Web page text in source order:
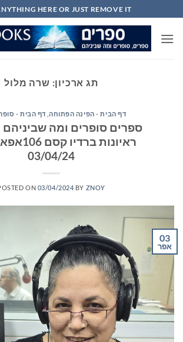
to
content
HERE OR JUST REMOVE IT...
תג ארכיון: שרה מלול
דף הבית - הפינה הפתוחה דף הבית -
ספרים סופרים ומה שביניהם
ראיונות
03/04/24
ON 03/04/2024 BY ZNOY
03
אפר